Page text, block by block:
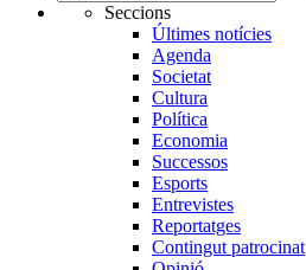
Seccions
Últimes notícies
Agenda
Societat
Cultura
Política
Economia
Successos
Esports
Entrevistes
Reportatges
Contingut patrocinat